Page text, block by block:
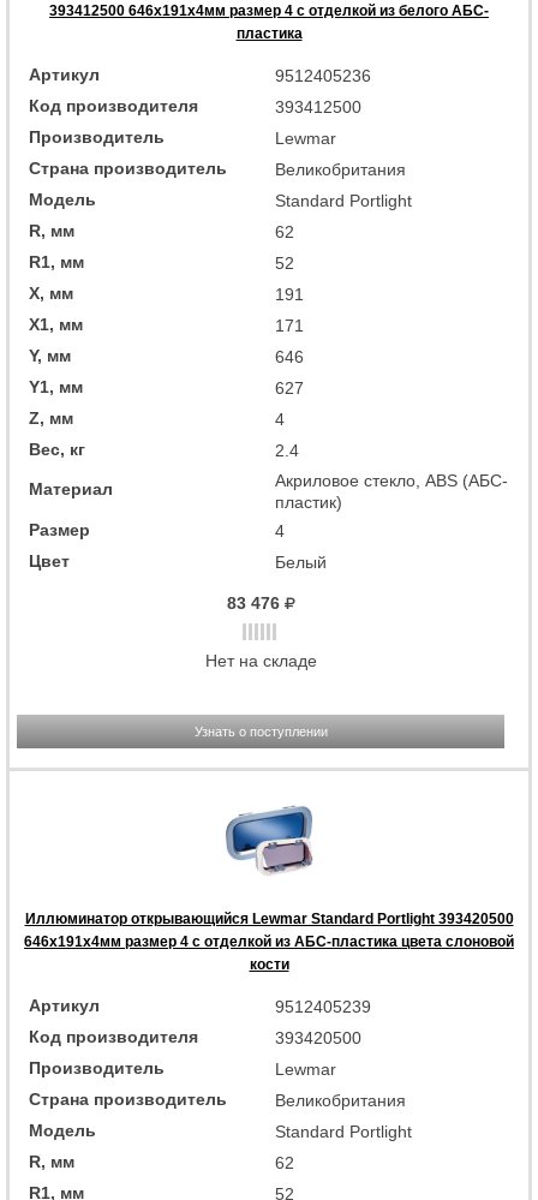
393412500 646x191x4мм размер 4 с отделкой из белого АБС-
пластика
Артикул
9512405236
Код производителя
393412500
Производитель
Lewmar
Страна производитель
Великобритания
Модель
Standard Portlight
R, мм
62
R1, мм
52
X, мм
191
X1, мм
171
Y, мм
646
Y1, мм
627
Z, мм
4
Вес, кг
2.4
Материал
Акриловое стекло, ABS (АБС-
пластик)
Размер
4
Цвет
Белый
83 476
Нет на складе
Узнать о поступлении
Иллюминатор открывающийся Lewmar Standard Portlight 393420500
646x191x4мм размер 4 с отделкой из АБС-пластика цвета слоновой
кости
Артикул
9512405239
Код производителя
393420500
Производитель
Lewmar
Страна производитель
Великобритания
Модель
Standard Portlight
R, мм
62
R1, мм
52